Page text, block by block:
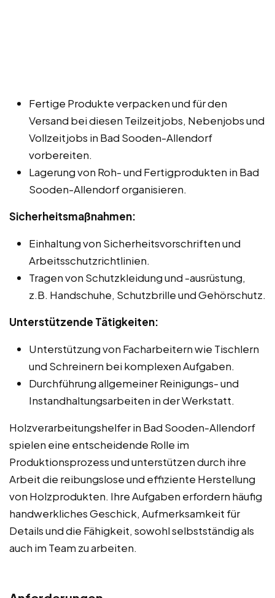
Fertige Produkte verpacken und für den
Versand bei diesen Teilzeitjobs, Nebenjobs und
Vollzeitjobs in Bad Sooden-Allendorf
vorbereiten.
Lagerung von Roh- und Fertigprodukten in Bad
Sooden-Allendorf organisieren.
Sicherheitsmaßnahmen:
Einhaltung von Sicherheitsvorschriften und
Arbeitsschutzrichtlinien.
Tragen von Schutzkleidung und -ausrüstung,
z.B. Handschuhe, Schutzbrille und Gehörschutz.
Unterstützende Tätigkeiten:
Unterstützung von Facharbeitern wie Tischlern
und Schreinern bei komplexen Aufgaben.
Durchführung allgemeiner Reinigungs- und
Instandhaltungsarbeiten in der Werkstatt.
Holzverarbeitungshelfer in Bad Sooden-Allendorf
spielen eine entscheidende Rolle im
Produktionsprozess und unterstützen durch ihre
Arbeit die reibungslose und effiziente Herstellung
von Holzprodukten. Ihre Aufgaben erfordern häufig
handwerkliches Geschick, Aufmerksamkeit für
Details und die Fähigkeit, sowohl selbstständig als
auch im Team zu arbeiten.